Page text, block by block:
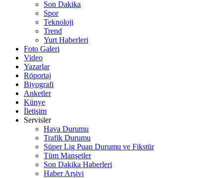
Son Dakika
Spor
Teknoloji
Trend
Yurt Haberleri
Foto Galeri
Video
Yazarlar
Röportaj
Biyografi
Anketler
Künye
İletişim
Servisler
Hava Durumu
Trafik Durumu
Süper Lig Puan Durumu ve Fikstür
Tüm Manşetler
Son Dakika Haberleri
Haber Arşivi